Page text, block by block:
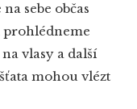
sebe občas
prohlédneme
vlasy a další
mohou vlézt